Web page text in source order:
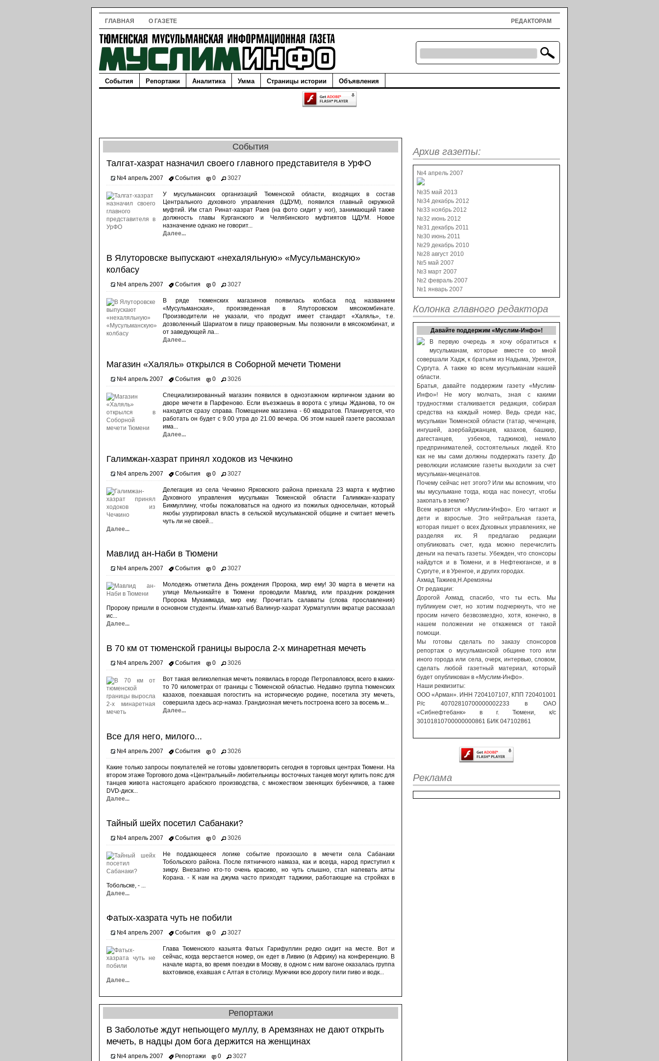
ГЛАВНАЯ О ГАЗЕТЕ РЕДАКТОРАМ
События Репортажи Аналитика Умма Страницы истории Объявления
События
Талгат-хазрат назначил своего главного представителя в УрФО
№4 апрель 2007 События 0 3027
У мусульманских организаций Тюменской области, входящих в состав
Центрального духовного управления (ЦДУМ), появился главный окружной
муфтий. Им стал Ринат-хазрат Раев (на фото сидит у ног), занимающий также
должность главы Курганского и Челябинского муфтиятов ЦДУМ. Новое
назначение однако не говорит...
Далее...
В Ялуторовске выпускают «нехаляльную» «Мусульманскую»
колбасу
№4 апрель 2007 События 0 3027
В ряде тюменских магазинов появилась колбаса под названием
«Мусульманская», произведенная в Ялуторовском мясокомбинате.
Производители не указали, что продукт имеет стандарт «Халяль», т.е.
дозволенный Шариатом в пищу правоверным. Мы позвонили в мясокомбинат, и
от заведующей ла...
Далее...
Магазин «Халяль» открылся в Соборной мечети Тюмени
№4 апрель 2007 События 0 3026
Специализированный магазин появился в одноэтажном кирпичном здании во
дворе мечети в Парфеново. Если въезжаешь в ворота с улицы Жданова, то он
находится сразу справа. Помещение магазина - 60 квадратов. Планируется, что
работать он будет с 9.00 утра до 21.00 вечера. Об этом нашей газете рассказал
има...
Далее...
Галимжан-хазрат принял ходоков из Чечкино
№4 апрель 2007 События 0 3027
Делегация из села Чечкино Ярковского района приехала 23 марта к муфтию
Духовного управления мусульман Тюменской области Галимжан-хазрату
Бикмуллину, чтобы пожаловаться на одного из пожилых односельчан, который
якобы узурпировал власть в сельской мусульманской общине и считает мечеть
чуть ли не своей...
Далее...
Мавлид ан-Наби в Тюмени
№4 апрель 2007 События 0 3027
Молодежь отметила День рождения Пророка, мир ему! 30 марта в мечети на
улице Мельникайте в Тюмени проводили Мавлид, или праздник рождения
Пророка Мухаммада, мир ему. Прочитать салаваты (слова прославления)
Пророку пришли в основном студенты. Имам-хатыб Валинур-хазрат Хурматуллин вкратце рассказал
ис...
Далее...
В 70 км от тюменской границы выросла 2-х минаретная мечеть
№4 апрель 2007 События 0 3026
Вот такая великолепная мечеть появилась в городе Петропавловск, всего в каких-
то 70 километрах от границы с Тюменской областью. Недавно группа тюменских
казахов, поехавшая погостить на историческую родине, посетила эту мечеть,
совершила здесь аср-намаз. Грандиозная мечеть построена всего за восемь м...
Далее...
Все для него, милого...
№4 апрель 2007 События 0 3026
Какие только запросы покупателей не готовы удовлетворить сегодня в торговых центрах Тюмени. На
втором этаже Торгового дома «Центральный» любительницы восточных танцев могут купить пояс для
танцев живота настоящего арабского производства, с множеством звенящих бубенчиков, а также
DVD-диск...
Далее...
Тайный шейх посетил Сабанаки?
№4 апрель 2007 События 0 3026
Не поддающееся логике событие произошло в мечети села Сабанаки
Тобольского района. После пятничного намаза, как и всегда, народ приступил к
зикру. Внезапно кто-то очень красиво, но чуть слышно, стал напевать аяты
Корана. - К нам на джума часто приходят таджики, работающие на стройках в
Тобольске, - ...
Далее...
Фатых-хазрата чуть не побили
№4 апрель 2007 События 0 3027
Глава Тюменского казыята Фатых Гарифуллин редко сидит на месте. Вот и
сейчас, когда верстается номер, он едет в Ливию (в Африку) на конференцию. В
начале марта, во время поездки в Москву, в одном с ним вагоне оказалась группа
вахтовиков, ехавшая с Алтая в столицу. Мужчики всю дорогу пили пиво и водк...
Далее...
Репортажи
В Заболотье ждут непьющего муллу, в Аремзянах не дают открыть
мечеть, в надцы дом бога держится на женщинах
№4 апрель 2007 Репортажи 0 3027
Архив газеты:
№4 апрель 2007
№35 май 2013
№34 декабрь 2012
№33 ноябрь 2012
№32 июнь 2012
№31 декабрь 2011
№30 июнь 2011
№29 декабрь 2010
№28 август 2010
№5 май 2007
№3 март 2007
№2 февраль 2007
№1 январь 2007
Колонка главного редактора
Давайте поддержим «Муслим-Инфо»!
В первую очередь я хочу обратиться к
мусульманам, которые вместе со мной
совершали Хадж, к братьям из Надыма, Уренгоя,
Сургута. А также ко всем мусульманам нашей
области.
Братья, давайте поддержим газету «Муслим-
Инфо»! Не могу молчать, зная с какими
трудностями сталкивается редакция, собирая
средства на каждый номер. Ведь среди нас,
мусульман Тюменской области (татар, чеченцев,
ингушей, азербайджанцев, казахов, башкир,
дагестанцев, узбеков, таджиков), немало
предпринимателей, состоятельных людей. Кто
как не мы сами должны поддержать газету. До
революции исламские газеты выходили за счет
мусульман-меценатов.
Почему сейчас нет этого? Или мы вспомним, что
мы мусульмане тогда, когда нас понесут, чтобы
закопать в землю?
Всем нравится «Муслим-Инфо». Его читают и
дети и взрослые. Это нейтральная газета,
которая пишет о всех Духовных управлениях, не
разделяя их. Я предлагаю редакции
опубликовать счет, куда можно перечислить
деньги на печать газеты. Убежден, что спонсоры
найдутся и в Тюмени, и в Нефтеюганске, и в
Сургуте, и в Уренгое, и других городах.
Ахмад Тажиев,Н.Аремзяны
От редакции:
Дорогой Ахмад, спасибо, что ты есть. Мы
публикуем счет, но хотим подчеркнуть, что не
просим ничего безвозмездно, хотя, конечно, в
нашем положении не откажемся от такой
помощи.
Мы готовы сделать по заказу спонсоров
репортаж о мусульманской общине того или
иного города или села, очерк, интервью, словом,
сделать любой газетный материал, который
будет опубликован в «Муслим-Инфо».
Наши реквизиты:
ООО «Арман». ИНН 7204107107, КПП 720401001
Р/с 40702810700000002233 в ОАО
«Сибнефтебанк» в г. Тюмени, к/с
30101810700000000861 БИК 047102861
Реклама